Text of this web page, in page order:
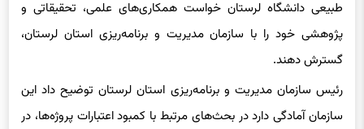
پژوهشی خود را با سازمان مدیریت و برنامه‌ریزی استان لرستان،
گسترش دهند.
رئیس سازمان مدیریت و برنامه‌ریزی استان لرستان توضیح داد این
سازمان آمادگی دارد در بحث‌های مرتبط با کمبود اعتبارات پروژه‌ها، در
حد توان قانونی خویش به دانشگاه لرستان کمک کند.